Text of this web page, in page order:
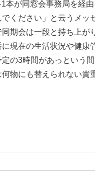
1本が同窓会事務局を
ください」と云うメ
期会は一段と持ち上が
現在の生活状況や健
の3時間があっという
物にも替えられない貴